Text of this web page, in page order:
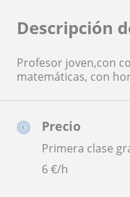
Precio
Primera clase
6€/h
Descripción
Profesor joven,con
matemáticas, con